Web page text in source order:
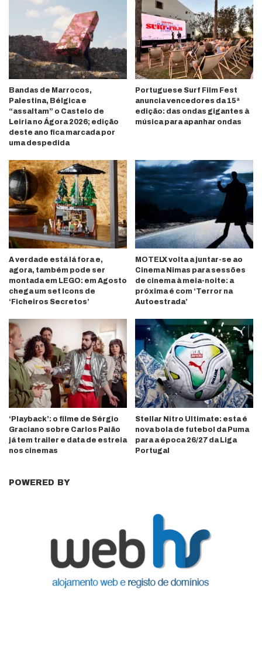
Bandas de Marrocos,
Palestina, Bélgica e
“assaltam” o Castelo de
Leiria no Ágora 2026; edição
deste ano fica marcada por
uma despedida
Portuguese Surf Film Fest
anuncia vencedores da 15ª
edição: das ondas gigantes à
música para apanhar ondas
A verdade está lá fora e,
agora, também pode ser
montada em LEGO: em Agosto
chega um set Icons de
‘Ficheiros Secretos’
MOTELX volta a juntar-se ao
Cinema Nimas para sessões
de cinema à meia-noite: a
próxima é com ‘Terror na
Autoestrada’
‘Playback’: o filme de Sérgio
Graciano sobre Carlos Paião
já tem trailer e data de estreia
nos cinemas
Stellar Nitro Ultimate: esta é
nova bola de futebol da Puma
para a época 26/27 da Liga
Portugal
POWERED BY